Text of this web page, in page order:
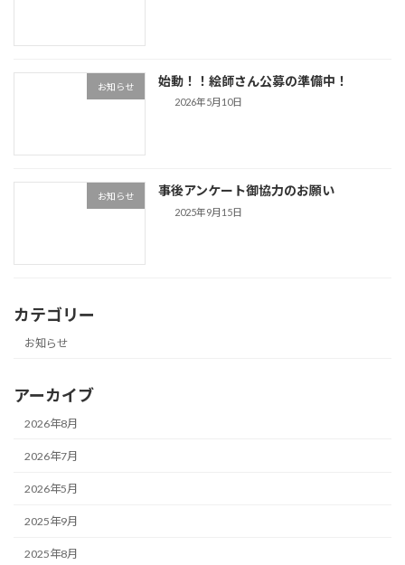
お知らせ 始動！！絵師さん公募の準備中！
2026年5月10日
お知らせ 事後アンケート御協力のお願い
2025年9月15日
カテゴリー
お知らせ
アーカイブ
2026年8月
2026年7月
2026年5月
2025年9月
2025年8月